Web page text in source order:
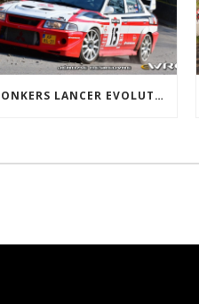
HEIN JONKERS LANCER EVOLUTION GRP A